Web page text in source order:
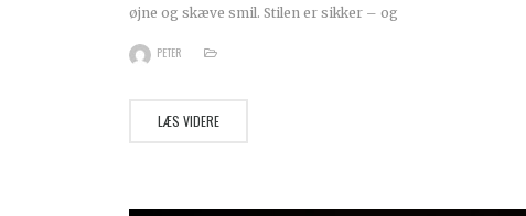
øjne og skæve smil. Stilen er sikker – og
PETER
LÆS VIDERE